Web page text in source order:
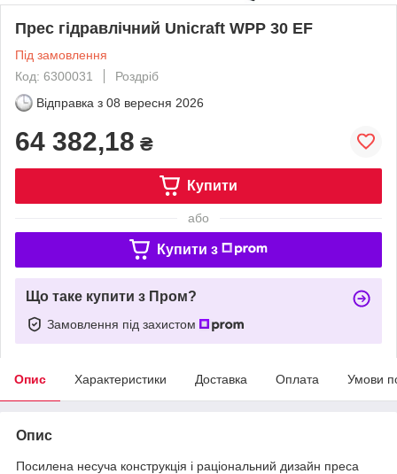
Прес гідравлічний Unicraft WPP 30 EF
Під замовлення
Код: 6300031
Роздріб
Відправка з 08 вересня 2026
64 382,18 ₴
Купити
або
Купити з
Що таке купити з Пром?
Замовлення під захистом
Опис Характеристики Доставка Оплата Умови
Опис
Посилена несуча конструкція і раціональний дизайн преса